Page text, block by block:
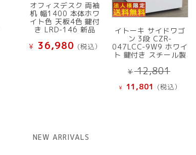
オフィスデスク 両袖
机 幅1400 本体ホワ
イト色 天板4色 鍵付
き LRD-146 新品
¥ 36,980 (税込）
イトーキ サイドワゴ
ン 3段 CZR-
047LCC-9W9 ホワイ
ト 鍵付き スチール製
¥12,801
の
価
¥ 11,801 現
(税込）
NEW ARRIVALS